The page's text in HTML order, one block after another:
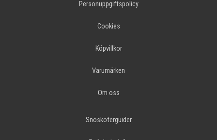
Personuppgiftspolicy
Cookies
Köpvillkor
Varumärken
Om oss
Snöskoterguider